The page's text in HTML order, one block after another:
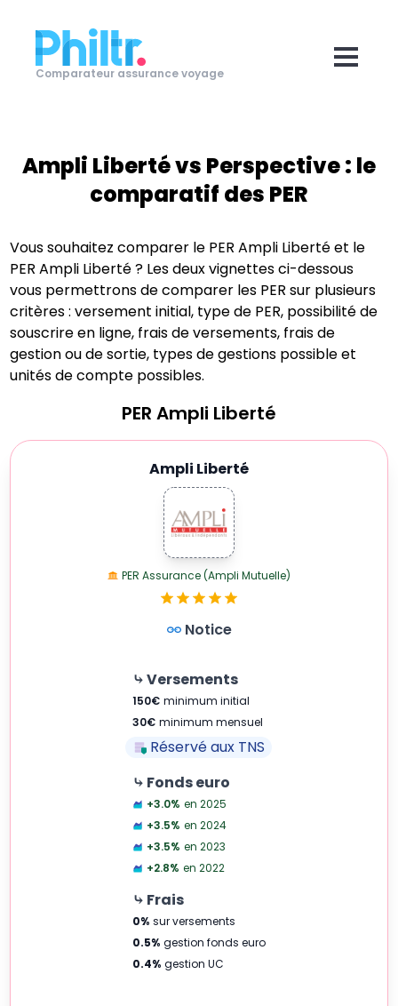
Comparateur assurance voyage
Ampli Libertévs Perspective: le
comparatif des PER
Vous souhaitez comparer le PERAmpli Libertéet le
PER Ampli Liberté? Les deux vignettes ci-dessous
vous permettrons de comparer les PER sur plusieurs
critères : versement initial, type de PER, possibilité de
souscrire en ligne, frais de versements, frais de
gestion ou de sortie, types de gestions possible et
unités de compte possibles.
PER Ampli Liberté
Ampli Liberté
PER Assurance (Ampli Mutuelle)
Notice
⤷ Versements
150€ minimum initial
30€ minimum mensuel
Réservé aux TNS
⤷ Fonds euro
+3.0% en 2025
+3.5% en 2024
+3.5% en 2023
+2.8% en 2022
⤷ Frais
0% sur versements
0.5% gestion fonds euro
0.4% gestion UC